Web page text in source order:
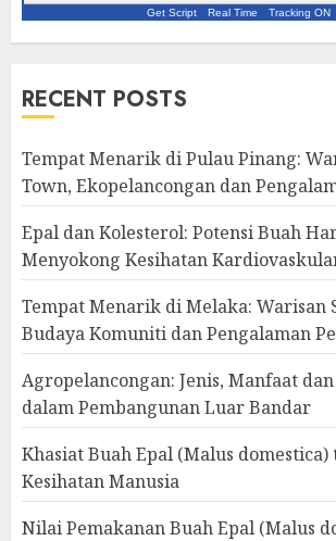
Get Script Real Time Tracking ON
RECENT POSTS
Tempat Menarik di Pulau Pinang:
Town, Ekopelancongan dan
Epal dan Kolesterol: Potensi Buah
Menyokong Kesihatan
Tempat Menarik di Melaka: Warisan
Budaya Komuniti dan Pengalaman
Agropelancongan: Jenis, Manfaat
dalam Pembangunan Luar Bandar
Khasiat Buah Epal (Malus
Kesihatan Manusia
Nilai Pemakanan Buah Epal (Malus